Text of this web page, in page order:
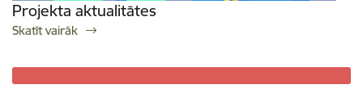
Projekta aktualitātes
Skatīt vairāk